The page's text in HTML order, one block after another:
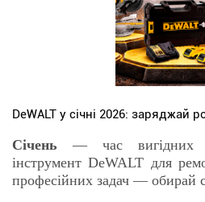
DeWALT у січні 2026: заряджай
Січень — час вигідних
інструмент DeWALT для
професійних задач — обирай